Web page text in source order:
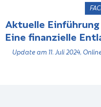
Aktuelle
Eine finanzielle
Update am 11. Juli 2024,